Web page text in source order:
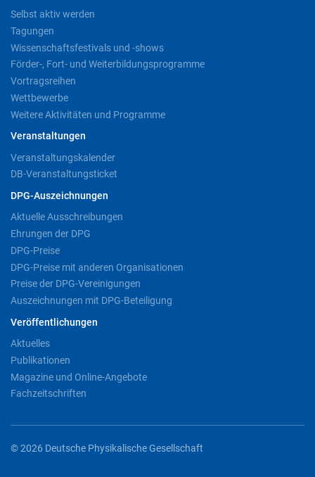
Selbst aktiv werden
Tagungen
Wissenschaftsfestivals und -shows
Förder-, Fort- und Weiterbildungsprogramme
Vortragsreihen
Wettbewerbe
Weitere Aktivitäten und Programme
Veranstaltungen
Veranstaltungskalender
DB-Veranstaltungsticket
DPG-Auszeichnungen
Aktuelle Ausschreibungen
Ehrungen der DPG
DPG-Preise
DPG-Preise mit anderen Organisationen
Preise der DPG-Vereinigungen
Auszeichnungen mit DPG-Beteiligung
Veröffentlichungen
Aktuelles
Publikationen
Magazine und Online-Angebote
Fachzeitschriften
© 2026 Deutsche Physikalische Gesellschaft